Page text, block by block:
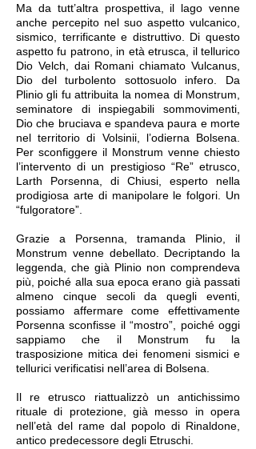
Ma da tutt’altra prospettiva, il lago venne
anche percepito nel suo aspetto vulcanico,
sismico, terrificante e distruttivo. Di questo
aspetto fu patrono, in età etrusca, il tellurico
Dio Velch, dai Romani chiamato Vulcanus,
Dio del turbolento sottosuolo infero. Da
Plinio gli fu attribuita la nomea di Monstrum,
seminatore di inspiegabili sommovimenti,
Dio che bruciava e spandeva paura e morte
nel territorio di Volsinii, l’odierna Bolsena.
Per sconfiggere il Monstrum venne chiesto
l’intervento di un prestigioso “Re” etrusco,
Larth Porsenna, di Chiusi, esperto nella
prodigiosa arte di manipolare le folgori. Un
“fulgoratore”.
Grazie a Porsenna, tramanda Plinio, il
Monstrum venne debellato. Decriptando la
leggenda, che già Plinio non comprendeva
più, poiché alla sua epoca erano già passati
almeno cinque secoli da quegli eventi,
possiamo affermare come effettivamente
Porsenna sconfisse il “mostro”, poiché oggi
sappiamo che il Monstrum fu la
trasposizione mitica dei fenomeni sismici e
tellurici verificatisi nell’area di Bolsena.
Il re etrusco riattualizzò un antichissimo
rituale di protezione, già messo in opera
nell’età del rame dal popolo di Rinaldone,
antico predecessore degli Etruschi.